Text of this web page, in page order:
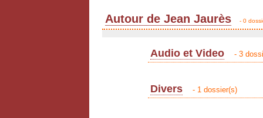
Autour de Jean Jaurès - 0
Audio et Video - 3
Divers - 1 dossier(s)